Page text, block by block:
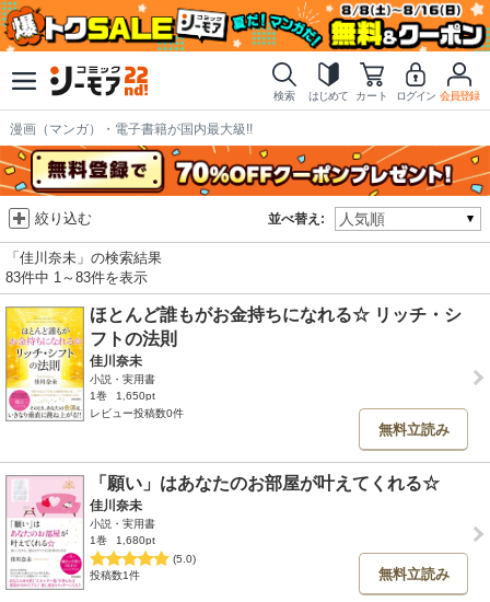
検索 はじめて カート ログイン 会員登録
漫画（マンガ）・電子書籍が国内最大級!!
並べ替え:
絞り込む
「佳川奈未」の検索結果
83件中 1～83件を表示
ほとんど誰もがお金持ちになれる☆ リッチ・シ
フトの法則
佳川奈未
小説・実用書
1巻
1,650pt
レビュー投稿数0件
無料立読み
「願い」はあなたのお部屋が叶えてくれる☆
佳川奈未
小説・実用書
1巻
1,680pt
(5.0)
投稿数1件
無料立読み